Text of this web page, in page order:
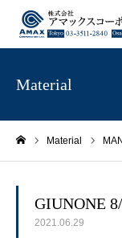
Material
Material
GIUNONE
2021.06.29